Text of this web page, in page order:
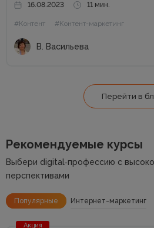
маркетинге для компаний в сети
частным специалистам, которые...
16.08.2023 11 мин.
#Контент #Контент-маркетинг
В. Васильева
Перейти в
Рекомендуемые курсы
Выбери digital‑профессию с
перспективами
Популярные Интернет-маркетинг
Акция